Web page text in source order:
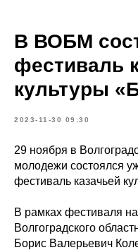
В ВОБМ
фестиваль
культуры
2023-11-30 09:30
29 ноября в
молодежи состоялся
фестиваль казачьей
В рамках фестиваля
Волгоградского
Борис Валерьевич